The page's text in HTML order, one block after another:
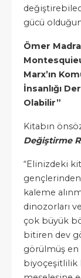
gücü
Ömer
Marx’ın
İnsanlığı
Olabilir”
Kitabın
Değiştirme
“Elinizdeki
kaleme
dinozorları
çok büyük
bitiren dev
görülmüş en
biyoçeşitlilik